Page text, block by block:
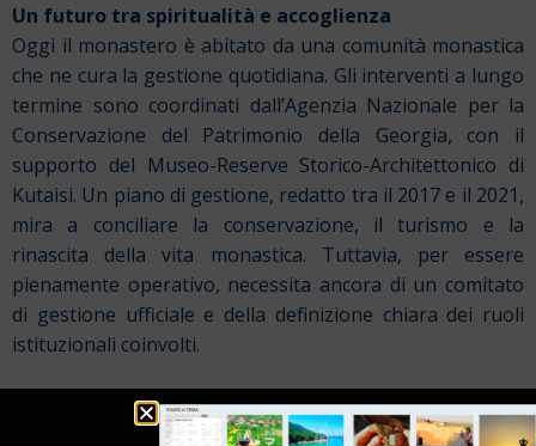
Un futuro tra spiritualità e accoglienza
Oggi il monastero è abitato da una comunità monastica
che ne cura la gestione quotidiana. Gli interventi a lungo
termine sono coordinati dall’Agenzia Nazionale per la
Conservazione del Patrimonio della Georgia, con il
supporto del Museo-Reserve Storico-Architettonico di
Kutaisi. Un piano di gestione, redatto tra il 2017 e il 2021,
mira a conciliare la conservazione, il turismo e la
rinascita della vita monastica. Tuttavia, per essere
pienamente operativo, necessita ancora di un comitato
di gestione ufficiale e della definizione chiara dei ruoli
istituzionali coinvolti.